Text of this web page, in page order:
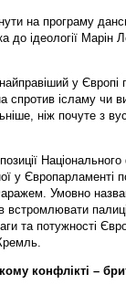
на програму
до ідеології
у Європі
ісламу чи
ніж почуте з
Національного
у Європарламенті
Умовно
встромлювати
та потужності
конфлікті –